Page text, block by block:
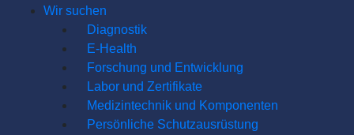
Wir suchen
Diagnostik
E-Health
Forschung und Entwicklung
Labor und Zertifikate
Medizintechnik und Komponenten
Persönliche Schutzausrüstung